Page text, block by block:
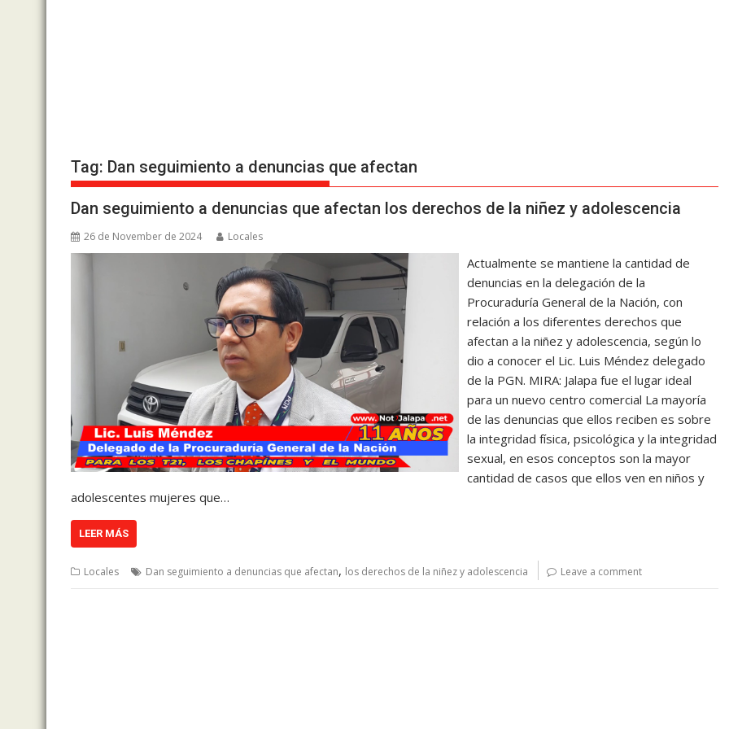
Tag: Dan seguimiento a denuncias que afectan
Dan seguimiento a denuncias que afectan los derechos de la niñez y adolescencia
26 de November de 2024 Locales
Actualmente se mantiene la cantidad de
denuncias en la delegación de la
Procuraduría General de la Nación, con
relación a los diferentes derechos que
afectan a la niñez y adolescencia, según lo
dio a conocer el Lic. Luis Méndez delegado
de la PGN. MIRA: Jalapa fue el lugar ideal
para un nuevo centro comercial La mayoría
de las denuncias que ellos reciben es sobre
la integridad física, psicológica y la integridad
sexual, en esos conceptos son la mayor
cantidad de casos que ellos ven en niños y
adolescentes mujeres que…
LEER MÁS
Locales Dan seguimiento a denuncias que afectan, los derechos de la niñez y adolescencia Leave a comment